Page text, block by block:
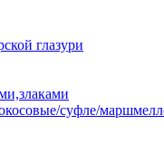
глазури
суфле/